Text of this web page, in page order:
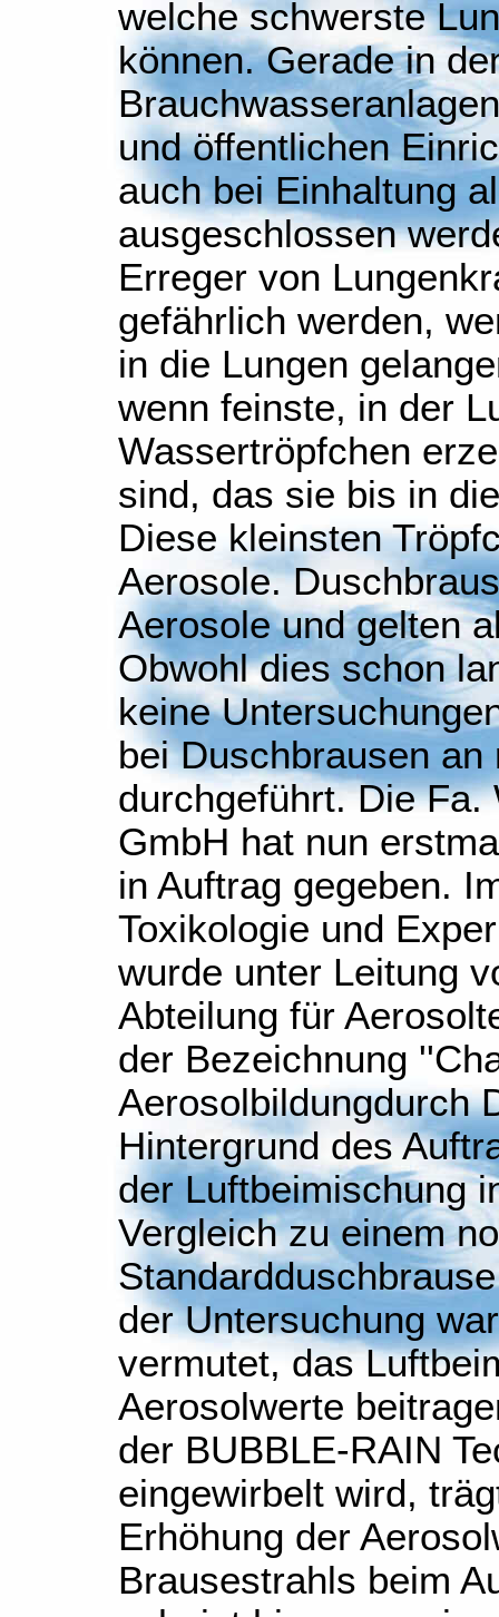
welche schwerste
können. Gerade in
und öffentlichen
auch bei Einhaltung
ausgeschlossen
Erreger von
gefährlich werden,
in die Lungen
wenn feinste, in der
Wassertröpfchen
sind, das sie bis in
Diese kleinsten
Aerosole.
Aerosole und gelten
Obwohl dies schon
keine
bei Duschbrausen
durchgeführt. Die Fa.
GmbH hat nun
in Auftrag gegeben.
Toxikologie und
wurde unter Leitung
Abteilung für
der Bezeichnung
Aerosolbildungdurch
Hintergrund des
der Luftbeimischung
Vergleich zu einem
der Untersuchung
vermutet, das
Aerosolwerte
der BUBBLE-RAIN
eingewirbelt wird,
Erhöhung der
Brausestrahls beim